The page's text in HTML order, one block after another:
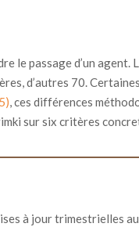
le passage d’un
d’autres 70.
, ces différences
sur six critères
à jour trimestrielles